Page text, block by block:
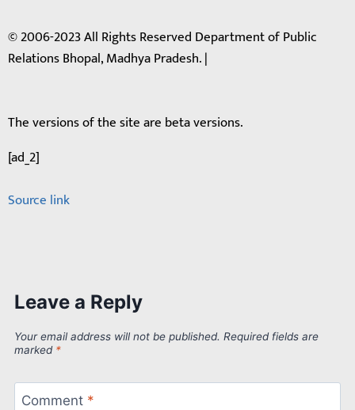
© 2006-2023 All Rights Reserved Department of Public
Relations Bhopal, Madhya Pradesh. |
The versions of the site are beta versions.
[ad_2]
Source link
Leave a Reply
Your email address will not be published. Required fields are
marked *
Comment *